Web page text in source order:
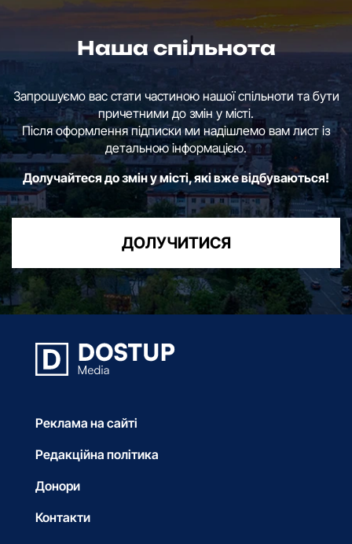
Наша спільнота
Запрошуємо вас стати частиною нашої спільноти та бути
причетними до змін у місті.
Після оформлення підписки ми надішлемо вам лист із
детальною інформацією.
Долучайтеся до змін у місті, які вже відбуваються!
ДОЛУЧИТИСЯ
Реклама на сайті
Редакційна політика
Донори
Контакти